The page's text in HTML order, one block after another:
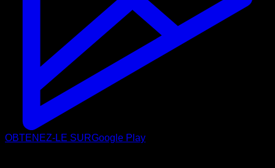
OBTENEZ-LE SURGoogle Play